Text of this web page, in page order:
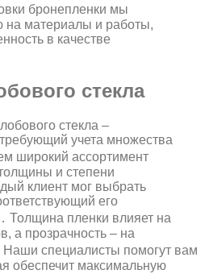
бронепленки мы
на материалы и работы,
в качестве
стекла
стекла –
учета множества
широкий ассортимент
и степени
клиент мог выбрать
его
Толщина пленки влияет на
а прозрачность – на
Наши специалисты помогут вам
обеспечит максимальную